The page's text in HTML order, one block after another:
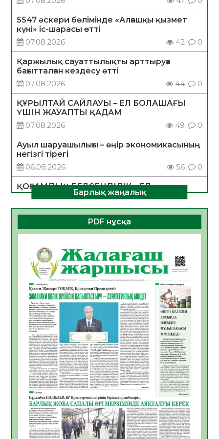
5547 әскери бөлімінде «Алғашқы қызмет
күні» іс-шарасы өтті
07.08.2026
42 0
Қаржылық сауаттылықты арттыруға
бағытталған кездесу өтті
07.08.2026
44 0
ҚҰРЫЛТАЙ САЙЛАУЫ – ЕЛ БОЛАШАҒЫ
ҮШІН ЖАУАПТЫ ҚАДАМ
07.08.2026
49 0
Ауыл шаруашылығы – өңір экономикасының
негізгі тірегі
06.08.2026
56 0
ҚОҒАМДЫҚ БЕЛСЕНДІЛІК – ЕЛ
ДАМУЫНЫҢ НЕГІЗІ
06.08.2026
54 0
ҚҰРЫЛТАЙ САЙЛАУЫ – БОЛАШАҚҚА
06.08.2026
Инфекциялық ауруларға қарсы иммундау
жұмыстарының тиімділігі
06.08.2026
58
Көкжөтел ауруы туралы
06.08.2026
56
АПВ вакцинасы туралы мәлімет
06.08.2026
57
Open Air: Қызылорда облысы полиция
департаменті 20 мыңнан астам
көрерменнің қауіпсіздігін қамтамасыз етті
06.08.2026
67
ҚЫЗЫЛОРДАДА «САНАЛЫ ҰРПАҚ –
ЖАРҚЫН БОЛАШАҚ» АТТЫ КЕҢЕЙТІЛГЕН
Барлық жаңалық
PDF нұсқа